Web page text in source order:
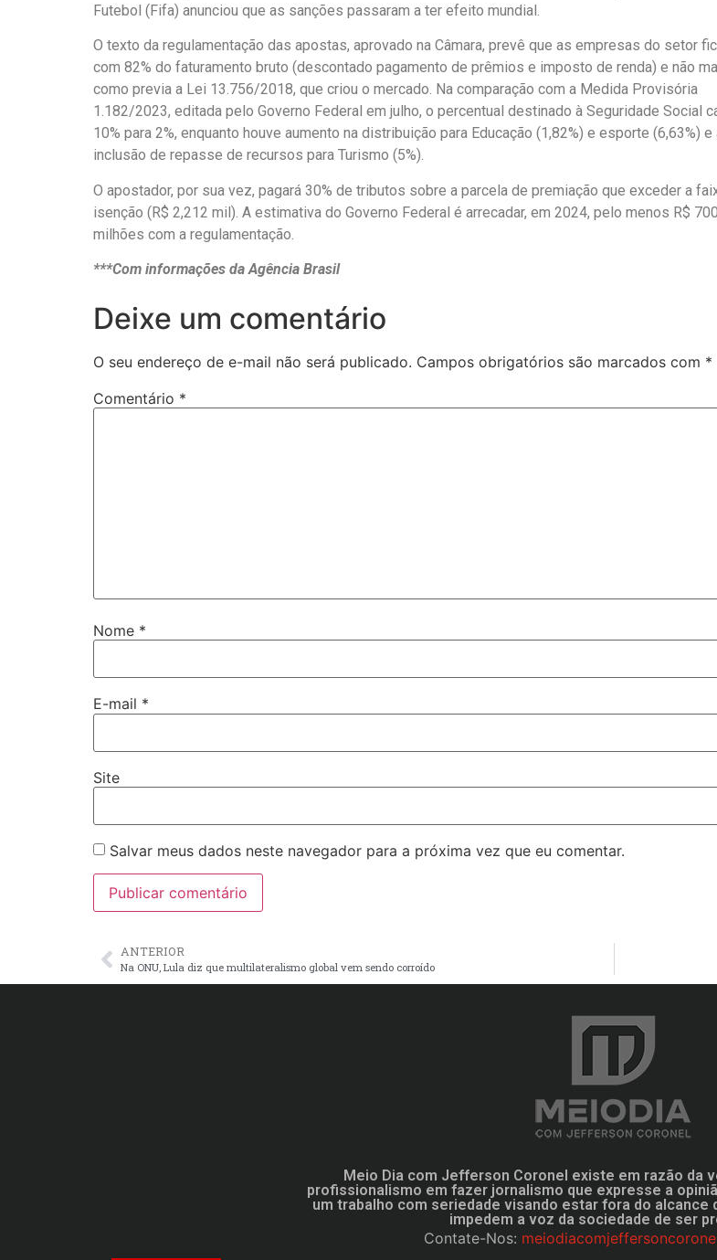
Futebol (Fifa) anunciou que as sanções passaram a ter efeito mundial.
O texto da regulamentação das apostas, aprovado na Câmara, prevê que as empresas do setor
com 82% do faturamento bruto (descontado pagamento de prêmios e imposto de renda) e não
como previa a Lei 13.756/2018, que criou o mercado. Na comparação com a Medida Provisória
1.182/2023, editada pelo Governo Federal em julho, o percentual destinado à Seguridade Social
10% para 2%, enquanto houve aumento na distribuição para Educação (1,82%) e esporte (6,63%) e
inclusão de repasse de recursos para Turismo (5%).
O apostador, por sua vez, pagará 30% de tributos sobre a parcela de premiação que exceder a
isenção (R$ 2,212 mil). A estimativa do Governo Federal é arrecadar, em 2024, pelo menos R$ 700
milhões com a regulamentação.
***Com informações da Agência Brasil
Deixe um comentário
O seu endereço de e-mail não será publicado. Campos obrigatórios são marcados com *
Comentário *
Nome *
E-mail *
Site
Salvar meus dados neste navegador para a próxima vez que eu comentar.
ANTERIOR
Na ONU, Lula diz que multilateralismo global vem sendo corroído
Meio Dia com Jefferson Coronel existe em razão da
profissionalismo em fazer jornalismo que expresse a
um trabalho com seriedade visando estar fora do alcance
impedem a voz da sociedade de ser
Contate-Nos: